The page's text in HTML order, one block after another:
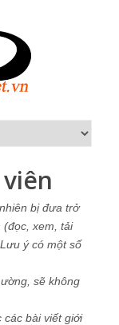
bị đưa trở
(đọc, xem, tải
ý có một số
sẽ không
các bài viết giới